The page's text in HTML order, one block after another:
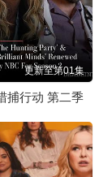
更新至第01集
捕行动 第二季